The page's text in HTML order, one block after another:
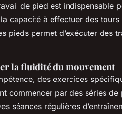
de pied est indispensable
capacité à effectuer des
pieds permet d’exécuter des
la fluidité du mouvement
des exercices
commencer par des séries
séances régulières